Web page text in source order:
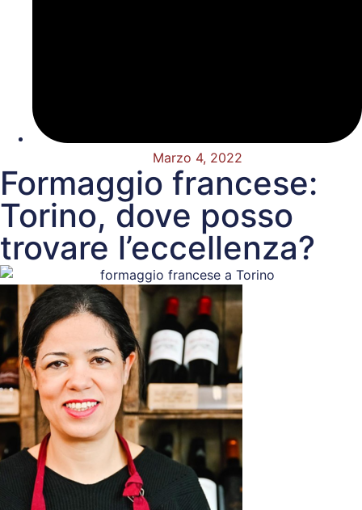
Marzo 4, 2022
Formaggio francese:
Torino, dove posso
trovare l’eccellenza?